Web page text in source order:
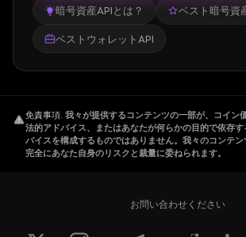
暗号資産APIとは？ ベスト暗号資
ベストウォレットAPI
免責事項. 我々が提供するコンテンツの一部が、コイン
法的アドバイス、またはあなたが何らかの目的で依存
バイスを構成するものではありません。我々のコンテン
完全にあなた自身のリスクと裁量に委ねられます。
お問い合わせください